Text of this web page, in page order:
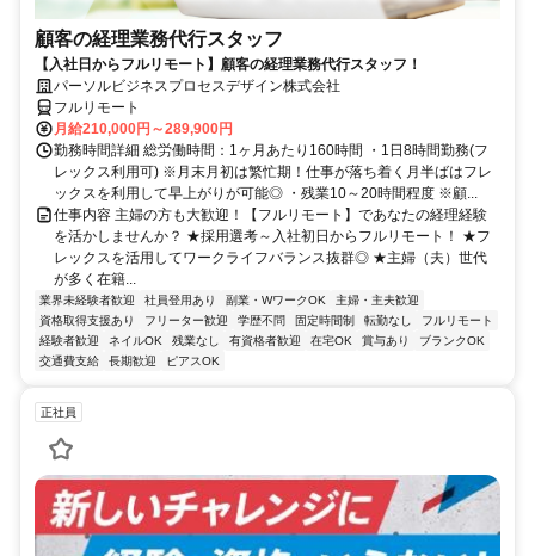
顧客の経理業務代行スタッフ
【入社日からフルリモート】顧客の経理業務代行スタッフ！
パーソルビジネスプロセスデザイン株式会社
フルリモート
月給210,000円～289,900円
勤務時間詳細 総労働時間：1ヶ月あたり160時間 ・1日8時間勤務(フ
レックス利用可) ※月末月初は繁忙期！仕事が落ち着く月半ばはフレ
ックスを利用して早上がりが可能◎ ・残業10～20時間程度 ※顧...
仕事内容 主婦の方も大歓迎！【フルリモート】であなたの経理経験
を活かしませんか？ ★採用選考～入社初日からフルリモート！ ★フ
レックスを活用してワークライフバランス抜群◎ ★主婦（夫）世代
が多く在籍...
業界未経験者歓迎 社員登用あり 副業・WワークOK
主婦・主夫歓迎
資格取得支援あり
フリーター歓迎 学歴不問 固定時間制 転勤なし
フルリモート
経験者歓迎
ネイルOK 残業なし 有資格者歓迎 在宅OK 賞与あり
ブランクOK
交通費支給
長期歓迎 ピアスOK
正社員